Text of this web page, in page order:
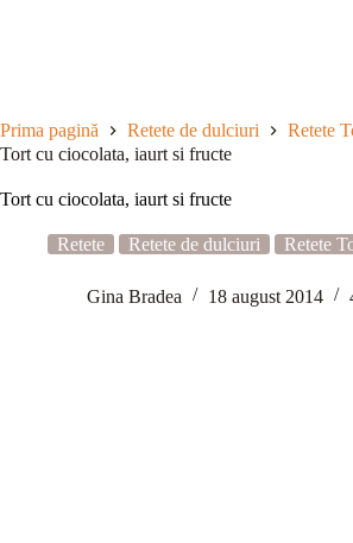
Prima pagină Retete de dulciuri
Retete
Tort cu ciocolata, iaurt si fructe
Tort cu ciocolata, iaurt si fructe
Retete Retete de dulciuri Retete
Gina Bradea 18 august 2014